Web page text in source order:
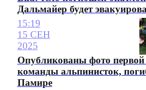
Дальмайер будет
15:19
15 СЕН
2025
Опубликованы фото первой
команды альпинисток,
Памире